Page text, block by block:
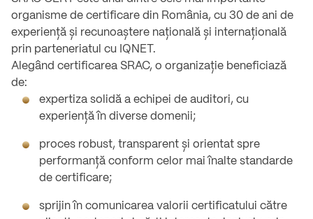
organisme de certificare din România, cu 30 de ani de
experiență și recunoaștere națională și internațională
prin parteneriatul cu IQNET.
Alegând certificarea SRAC, o organizație beneficiază
de:
expertiza solidă a echipei de auditori, cu
experiență în diverse domenii;
proces robust, transparent și orientat spre
performanță conform celor mai înalte standarde
de certificare;
sprijin în comunicarea valorii certificatului către